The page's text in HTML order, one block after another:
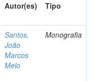
Autor(es) Tipo
Santos,
João
Marcos
Melo
Monografia